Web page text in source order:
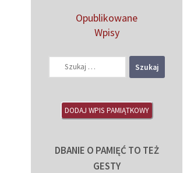
Opublikowane
Wpisy
DODAJ WPIS PAMIĄTKOWY
DBANIE O PAMIĘĆ TO TEŻ
GESTY